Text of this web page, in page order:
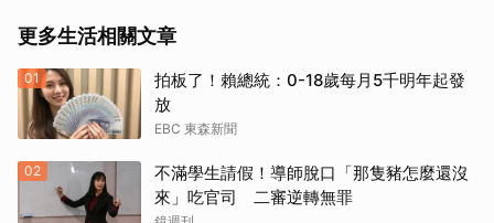
更多生活相關文章
01
拍板了！賴總統：0-18歲每月5千明年起發
放
EBC 東森新聞
02
不滿學生請假！導師脫口「那隻豬怎麼還沒
來」吃官司 二審逆轉無罪